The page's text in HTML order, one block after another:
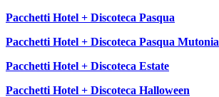
Pacchetti Hotel + Discoteca Pasqua
Pacchetti Hotel + Discoteca Pasqua Mutonia
Pacchetti Hotel + Discoteca Estate
Pacchetti Hotel + Discoteca Halloween